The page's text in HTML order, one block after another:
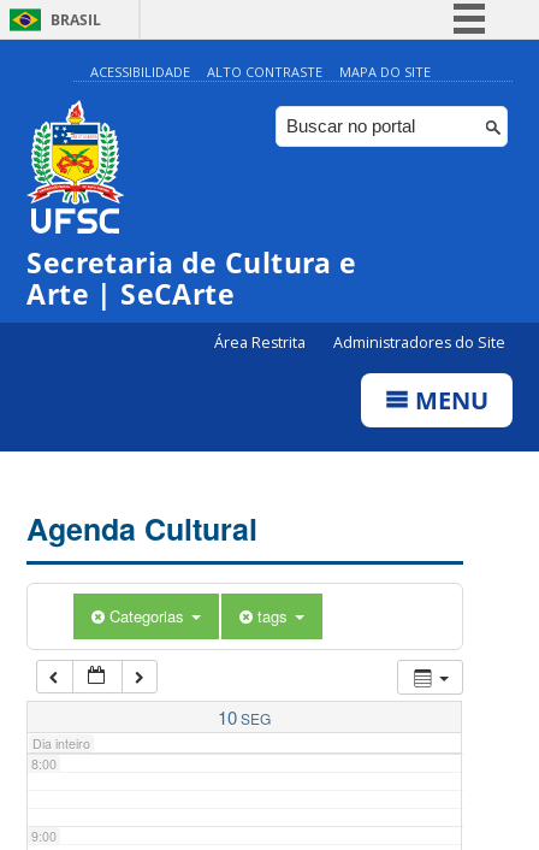
BRASIL
Simplifique!
Comunica BR
Participe
ACESSIBILIDADE ALTO CONTRASTE MAPA DO SITE
Secretaria de Cultura e
Arte | SeCArte
Área Restrita Administradores do Site
MENU
Agenda Cultural
Categorias tags
10SEG
Dia inteiro
0:00
1:00
5:00
7:00
8:00
9:00